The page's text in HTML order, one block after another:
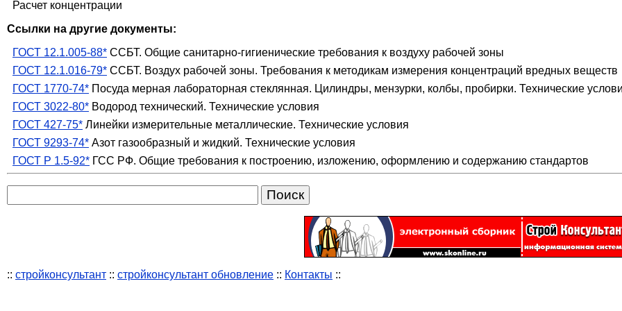
Расчет концентрации
Ссылки на другие документы:
ГОСТ 12.1.005-88* ССБТ. Общие санитарно-гигиенические требования к воздуху рабочей зоны
ГОСТ 12.1.016-79* ССБТ. Воздух рабочей зоны. Требования к методикам измерения концентраций вредных веществ
ГОСТ 1770-74* Посуда мерная лабораторная стеклянная. Цилиндры, мензурки, колбы, пробирки. Технические
ГОСТ 3022-80* Водород технический. Технические условия
ГОСТ 427-75* Линейки измерительные металлические. Технические условия
ГОСТ 9293-74* Азот газообразный и жидкий. Технические условия
ГОСТ Р 1.5-92* ГСС РФ. Общие требования к построению, изложению, оформлению и содержанию стандартов
:: стройконсультант :: стройконсультант обновление :: Контакты ::